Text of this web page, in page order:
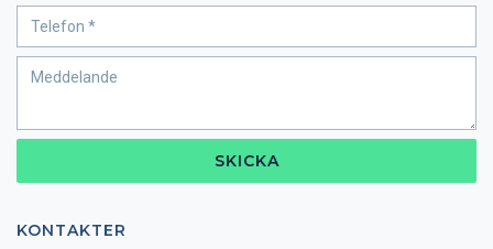
SKICKA
KONTAKTER